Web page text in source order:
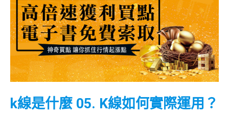
k線是什麼 05. K線如何實際運用？